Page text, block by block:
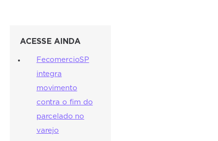
ACESSE AINDA
FecomercioSP
integra
movimento
contra o fim do
parcelado no
varejo